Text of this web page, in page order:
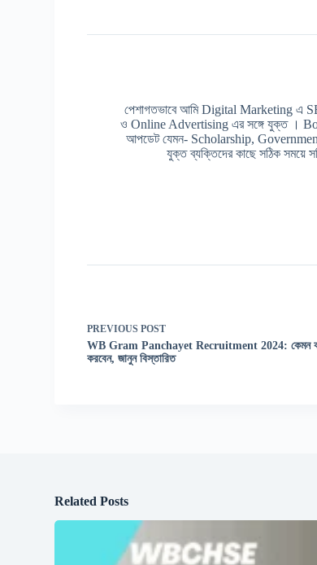
পেশাগতভাবে আমি Digital Marketing
ও Online Advertising এর সঙ্গে যুক্ত ।
আপডেট যেমন- Scholarship,
যুক্ত ব্যক্তিদের কাছে সঠিক সময়ে
PREVIOUSPOST
WB Gram Panchayet Recruitment 2024: কেমন
করবেন, জানুন বিস্তারিত
Related Posts